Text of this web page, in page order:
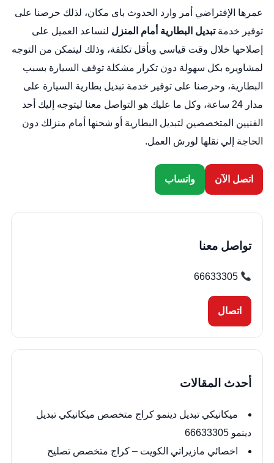
عمرها الإفتراضي أمر وارد الحدوث باى مكان، لذلك حرصنا على
توفير خدمةتبديل البطارية أمام المنزل لنساعد العميل على
إصلاحها خلال وقت قياسي وبأقل تكلفة، وذلك ليتمكن من التوجه
لمشاويره بكل سهولة دون تكرار مشكلة توقف السيارة بسبب
البطارية، وحرصنا على توفير خدمة تبديل بطارية السيارة على
مدار 24 ساعة، وكل ما عليك هو التواصل معنا ليتوجه إليك أحد
الفنيين المتخصصين لتبديل البطارية أو شحنها أمام منزلك دون
الحاجة إلي نقلها لورش العمل.
اتصل الآن واتساب
تواصل معنا
66633305
اتصال
أحدث المقالات
ميكانيكي تبديل دينمو كراج متخصص ميكانيكي تبديل
دينمو 66633305
اخصائي مازيراتي الكويت – كراج متخصص تصليح